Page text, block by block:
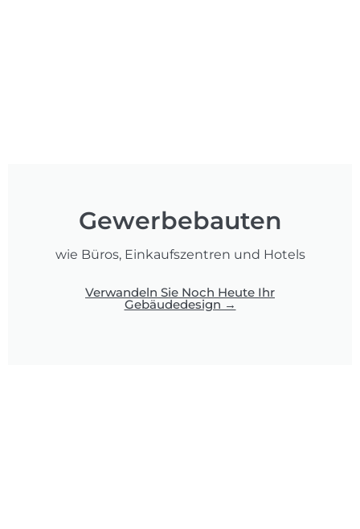
Gewerbebauten
wie Büros, Einkaufszentren und Hotels
Verwandeln Sie Noch Heute Ihr
Gebäudedesign →